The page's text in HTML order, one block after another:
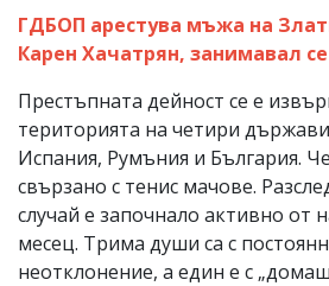
ГДБОП арестува мъжа на
Карен Хачатрян, занимавал
Престъпната дейност се е
територията на четири
Испания, Румъния и България.
свързано с тенис мачове.
случай е започнало активно от
месец. Трима души са с
неотклонение, а един е с